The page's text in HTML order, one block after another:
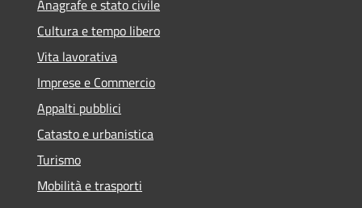
Anagrafe e stato civile
Cultura e tempo libero
Vita lavorativa
Imprese e Commercio
Appalti pubblici
Catasto e urbanistica
Turismo
Mobilità e trasporti